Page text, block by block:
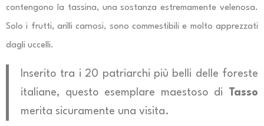
contengono la tassina, una sostanza estremamente velenosa.
Solo i frutti, arilli carnosi, sono commestibili e molto apprezzati
dagli uccelli.
Inserito tra i 20 patriarchi più belli delle foreste
italiane, questo esemplare maestoso di Tasso
merita sicuramente una visita.